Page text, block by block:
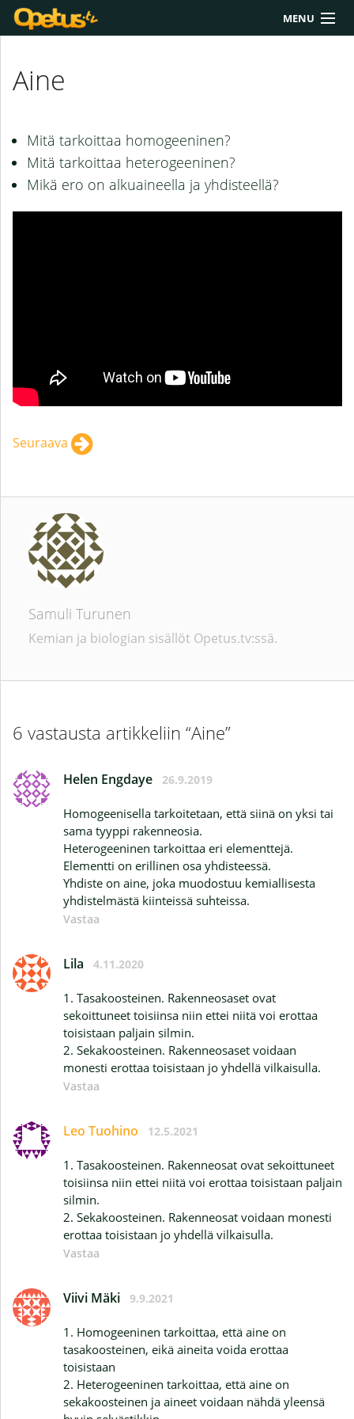
MENU
Lukio
Työkalut
Extrat
Aine
Mitä tarkoittaa homogeeninen?
Mitä tarkoittaa heterogeeninen?
Mikä ero on alkuaineella ja yhdisteellä?
Seuraava
Samuli Turunen
Kemian ja biologian sisällöt Opetus.tv:ssä.
6 vastausta artikkeliin “Aine”
Helen Engdaye 26.9.2019
Homogeenisella tarkoitetaan, että siinä on yksi tai
sama tyyppi rakenneosia.
Heterogeeninen tarkoittaa eri elementtejä.
Elementti on erillinen osa yhdisteessä.
Yhdiste on aine, joka muodostuu kemiallisesta
yhdistelmästä kiinteissä suhteissa.
Vastaa
Lila 4.11.2020
1. Tasakoosteinen. Rakenneosaset ovat
sekoittuneet toisiinsa niin ettei niitä voi erottaa
toisistaan paljain silmin.
2. Sekakoosteinen. Rakenneosaset voidaan
monesti erottaa toisistaan jo yhdellä vilkaisulla.
Vastaa
Leo Tuohino 12.5.2021
1. Tasakoosteinen. Rakenneosat ovat sekoittuneet
toisiinsa niin ettei niitä voi erottaa toisistaan paljain
silmin.
2. Sekakoosteinen. Rakenneosat voidaan monesti
erottaa toisistaan jo yhdellä vilkaisulla.
Vastaa
Viivi Mäki 9.9.2021
1. Homogeeninen tarkoittaa, että aine on
tasakoosteinen, eikä aineita voida erottaa
toisistaan
2. Heterogeeninen tarkoittaa, että aine on
sekakoosteinen ja aineet voidaan nähdä yleensä